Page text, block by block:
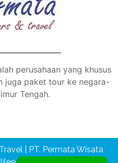
perusahaan yang khusus
juga paket tour ke negara-
Tengah.
| PT. Permata Wisata